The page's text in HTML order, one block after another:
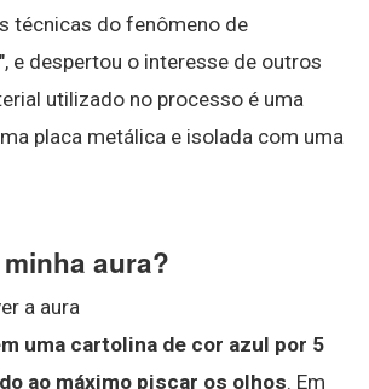
técnicas do fenômeno de
e despertou o interesse de outros
utilizado no processo é uma
placa metálica e isolada com uma
aura?
a aura
uma cartolina de cor azul por 5
ao máximo piscar os olhos. Em